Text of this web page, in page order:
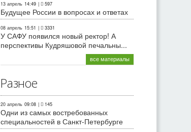
13 апрель 14:49 | 597
Будущее России в вопросах и ответах
08 апрель 15:51 | 3331
У САФУ появился новый ректор! А
перспективы Кудряшовой печальны...
все материалы
Разное
20 апрель 09:08 | 145
Одни из самых востребованных
специальностей в Санкт-Петербурге